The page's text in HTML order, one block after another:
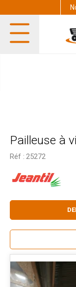
Pailleuse à
Réf : 25272